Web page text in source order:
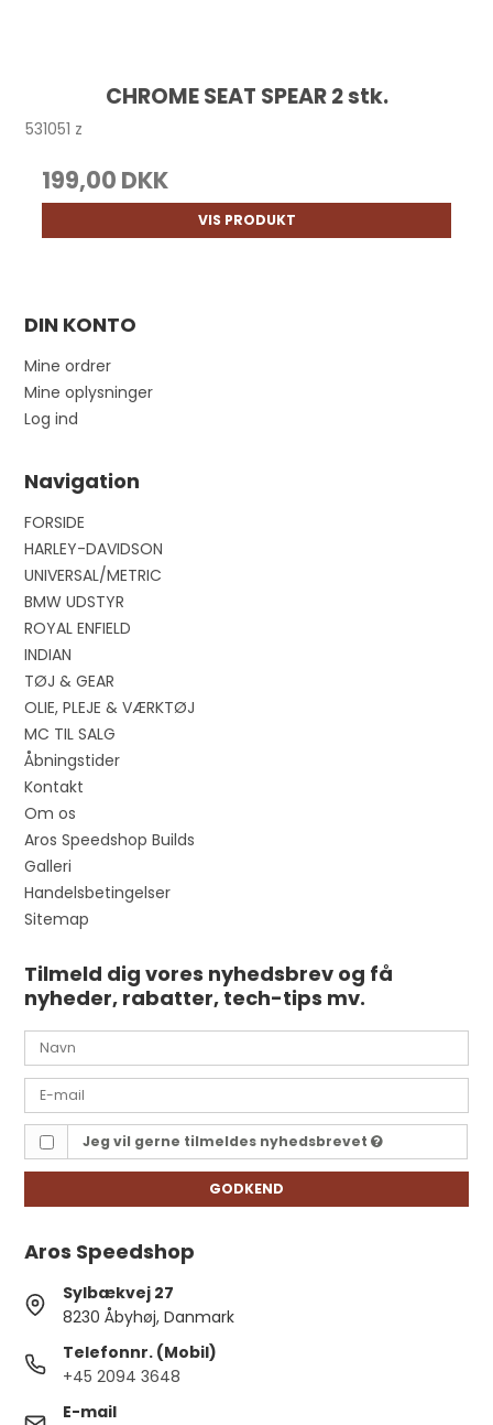
CHROME SEAT SPEAR 2 stk.
531051 z
199,00 DKK
VIS PRODUKT
DIN KONTO
Mine ordrer
Mine oplysninger
Log ind
Navigation
FORSIDE
HARLEY-DAVIDSON
UNIVERSAL/METRIC
BMW UDSTYR
ROYAL ENFIELD
INDIAN
TØJ & GEAR
OLIE, PLEJE & VÆRKTØJ
MC TIL SALG
Åbningstider
Kontakt
Om os
Aros Speedshop Builds
Galleri
Handelsbetingelser
Sitemap
Tilmeld dig vores nyhedsbrev og få
nyheder, rabatter, tech-tips mv.
Jeg vil gerne tilmeldes nyhedsbrevet
GODKEND
Aros Speedshop
Sylbækvej 27
8230 Åbyhøj, Danmark
Telefonnr. (Mobil)
+45 2094 3648
E-mail